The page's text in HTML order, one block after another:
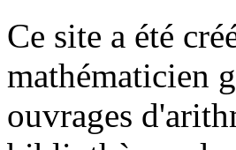
Ce site a été
mathématicien
ouvrages